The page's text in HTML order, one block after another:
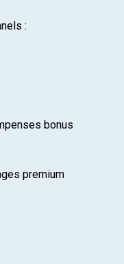
:
bonus
premium